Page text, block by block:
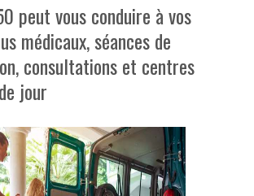
peut vous conduire à vos
médicaux, séances de
consultations et centres
jour